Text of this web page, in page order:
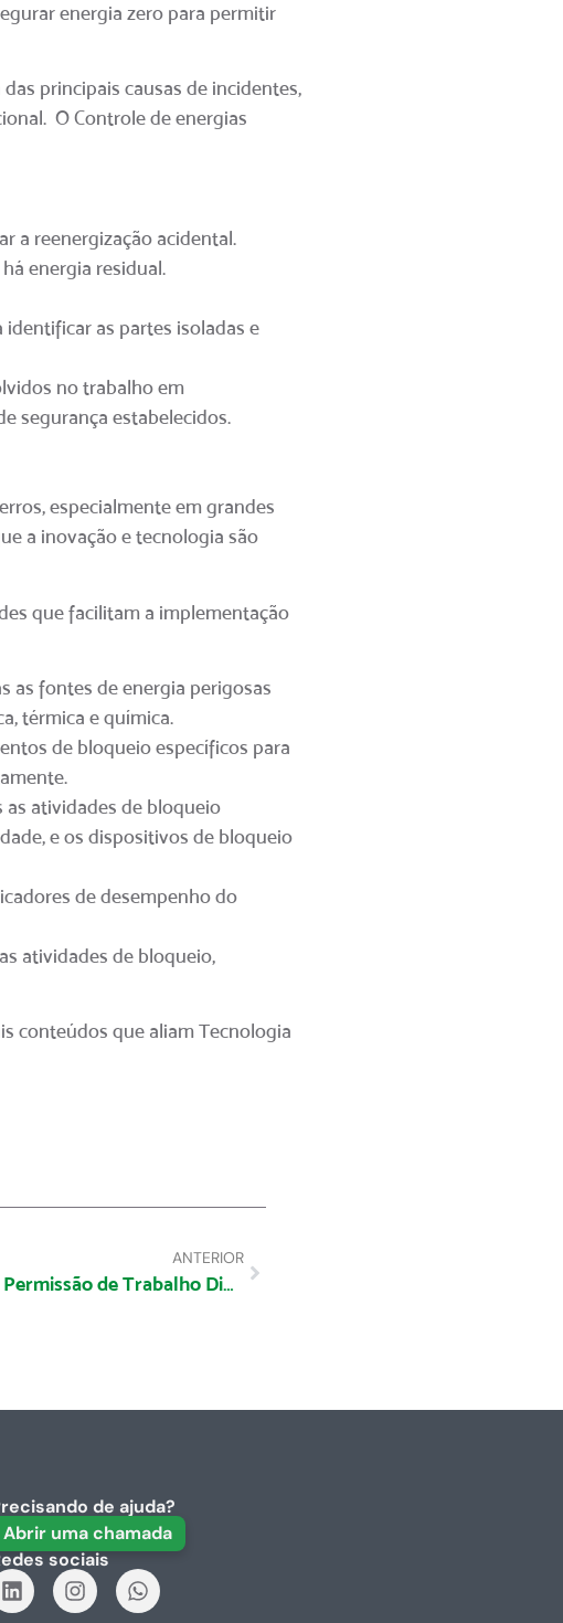
energia zero para permitir
principais causas de incidentes,
O Controle de energias
a reenergização acidental.
energia residual.
as partes isoladas e
no trabalho em
segurança estabelecidos.
especialmente em grandes
a inovação e tecnologia são
que facilitam a implementação
as fontes de energia perigosas
térmica e química.
de bloqueio específicos para
atividades de bloqueio
e os dispositivos de bloqueio
de desempenho do
atividades de bloqueio,
conteúdos que aliam Tecnologia
ANTERIOR
Conformidade Total: Permissão de Trabalho Digital e o Cumprimento das NR 33 e 35
de ajuda?
Abrir uma chamada
sociais